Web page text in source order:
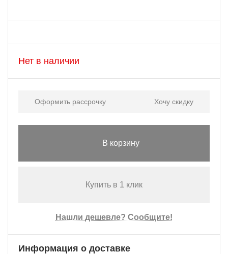
Нет в наличии
Оформить рассрочку Хочу скидку
В корзину
Купить в 1 клик
Нашли дешевле? Сообщите!
Информация о доставке